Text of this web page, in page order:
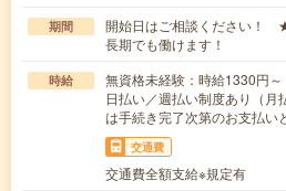
期間
開始日はご相談ください！
長期でも働けます！
時給
無資格未経験：時給1330
日払い／週払い制度あり（
は手続き完了次第のお支払い
交通費
交通費全額支給※規定有